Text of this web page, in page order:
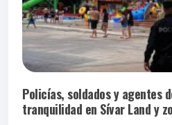
Policías, soldados y agentes
tranquilidad en Sívar Land y